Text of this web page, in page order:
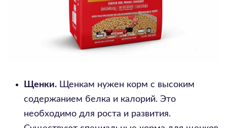
Щенки. Щенкам нужен корм с высоким
содержанием белка и калорий. Это
необходимо для роста и развития.